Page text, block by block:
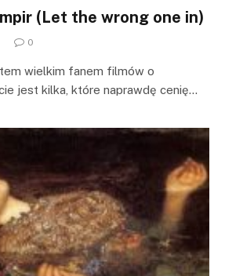
(Let the wrong one in)
0
wielkim fanem filmów o
jest kilka, które naprawdę cenię…